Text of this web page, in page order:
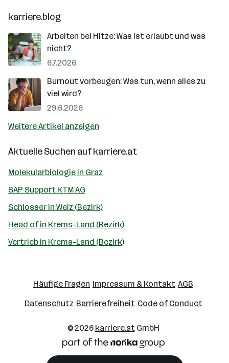
karriere.blog
Arbeiten bei Hitze: Was ist erlaubt und was
nicht?
6.7.2026
Burnout vorbeugen: Was tun, wenn alles zu
viel wird?
29.6.2026
Weitere Artikel anzeigen
Aktuelle Suchen aufkarriere.at
Molekularbiologie in Graz
SAP Support KTM AG
Schlosser in Weiz (Bezirk)
Head of in Krems-Land (Bezirk)
Vertrieb in Krems-Land (Bezirk)
Häufige Fragen Impressum & Kontakt AGB
Datenschutz Barrierefreiheit Code of Conduct
© 2026 karriere.atGmbH